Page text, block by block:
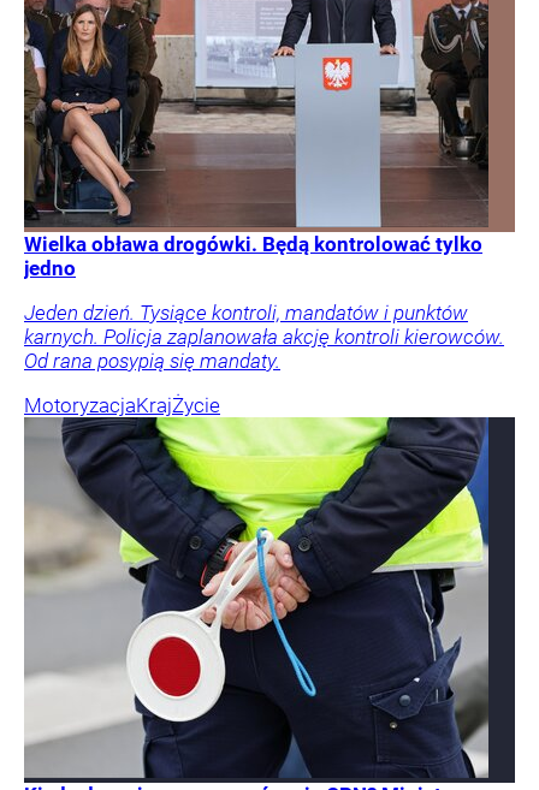
Wielka obława drogówki. Będą kontrolować tylko
jedno
Jeden dzień. Tysiące kontroli, mandatów i punktów
karnych. Policja zaplanowała akcję kontroli kierowców.
Od rana posypią się mandaty.
MotoryzacjaKrajŻycie